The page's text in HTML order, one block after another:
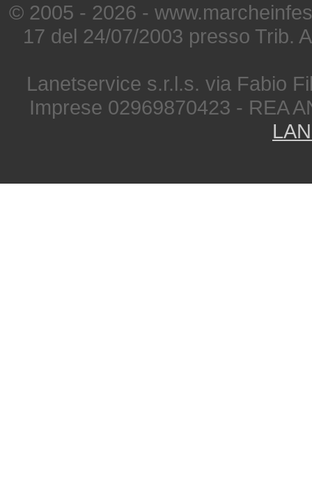
© 2005 - 2026 -
17 del 24/07/2003 presso Trib.
Lanetservice s.r.l.s. via Fabio
Imprese 02969870423 - REA